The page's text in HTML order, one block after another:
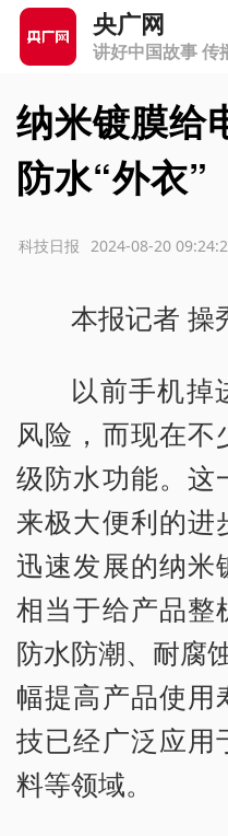
央广网
讲好中国故事 传
纳米镀膜给
防水“外衣”
2024-08-20
科技日报
本报记者 操
以前手机掉
风险，而现在
级防水功能。这
来极大便利的进
迅速发展的纳米
相当于给产品整
防水防潮、耐腐
幅提高产品使用
技已经广泛应用
料等领域。